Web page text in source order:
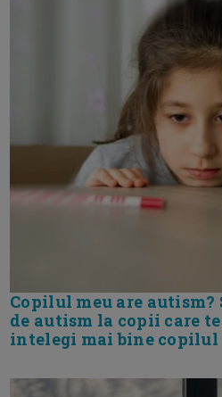
Copilul meu are autism?
de autism la copii care
intelegi mai bine copilul